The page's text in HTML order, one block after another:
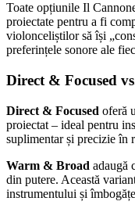
Toate opțiunile Il
proiectate pentru a fi
violonceliștilor să își
preferințele sonore ale
Direct & Focused
Direct & Focused oferă
proiectat – ideal pentru
suplimentar și precizie în
Warm & Broad adaugă
din putere. Această
instrumentului și